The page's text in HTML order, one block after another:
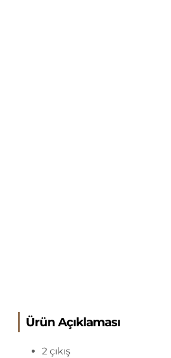
Ürün Açıklaması
2 çıkış